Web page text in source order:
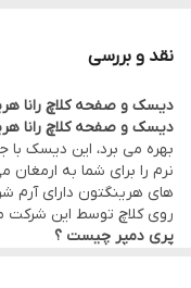
ویژگی پری دمپر بودن
شود تا قبل از درگیر شدن
شود، که اصطلاحا به آن
نقد و بررسی
دیسک و صفحه کلاچ رانا
دیسک و صفحه کلاچ رانا
بهره می برد، این دیسک
نرم را برای شما به
های هرینگتون دارای آرم
روی کلاچ توسط این شرکت
پری دمپر چیست ؟